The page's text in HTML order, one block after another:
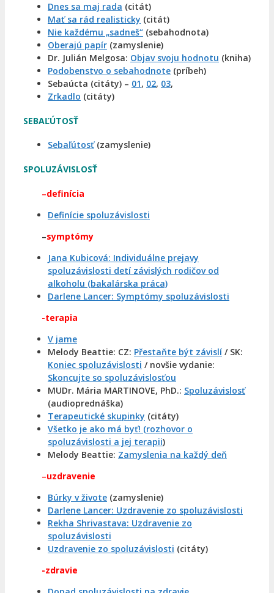
Dnes sa maj rada (citát)
Mať sa rád realisticky (citát)
Nie každému „sadneš“ (sebahodnota)
Oberajú papír (zamyslenie)
Dr. Julián Melgosa: Objav svoju hodnotu (kniha)
Podobenstvo o sebahodnote (príbeh)
Sebaúcta (citáty) – 01, 02, 03,
Zrkadlo (citáty)
SEBAĽÚTOSŤ
Sebaľútosť(zamyslenie)
SPOLUZÁVISLOSŤ
–definícia
Definície spoluzávislosti
–symptómy
Jana Kubicová: Individuálne prejavy
spoluzávislosti detí závislých rodičov od
alkoholu (bakalárska práca)
Darlene Lancer: Symptómy spoluzávislosti
-terapia
V jame
Melody Beattie: CZ: Přestaňte být závislí / SK:
Koniec spoluzávislosti / novšie vydanie:
Skoncujte so spoluzávislosťou
MUDr. Mária MARTINOVE, PhD.: Spoluzávislosť
(audioprednáška)
Terapeutické skupinky (citáty)
Všetko je ako má byť! (rozhovor o
spoluzávislosti a jej terapii)
Melody Beattie: Zamyslenia na každý deň
–uzdravenie
Búrky v živote (zamyslenie)
Darlene Lancer: Uzdravenie zo spoluzávislosti
Rekha Shrivastava: Uzdravenie zo
spoluzávislosti
Uzdravenie zo spoluzávislosti (citáty)
-zdravie